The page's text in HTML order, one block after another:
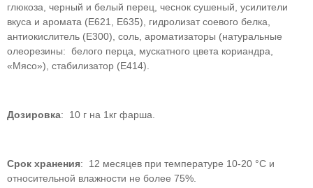
глюкоза, черный и белый перец, чеснок сушеный, усилители
вкуса и аромата (Е621, Е635), гидролизат соевого белка,
антиокислитель (Е300), соль, ароматизаторы (натуральные
олеорезины: белого перца, мускатного цвета кориандра,
«Мясо»), стабилизатор (Е414).
Дозировка: 10 г на 1кг фарша.
Срок хранения: 12 месяцев при температуре 10-20 °С и
относительной влажности не более 75%.